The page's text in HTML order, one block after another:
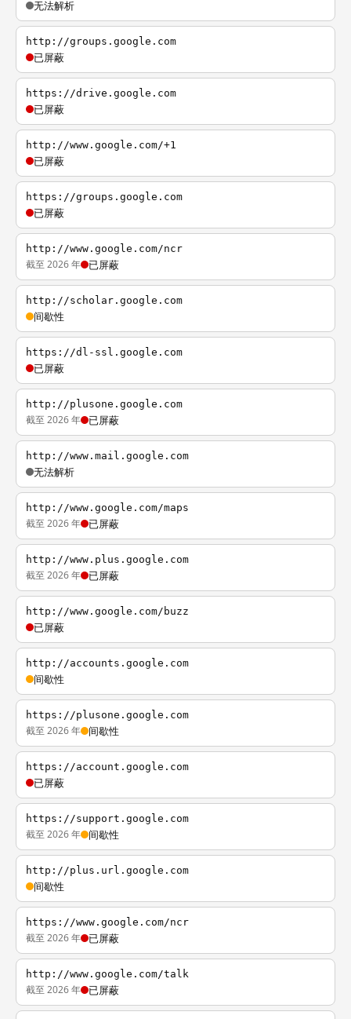
无法解析
http://groups.google.com
已屏蔽
https://drive.google.com
已屏蔽
http://www.google.com/+1
已屏蔽
https://groups.google.com
已屏蔽
http://www.google.com/ncr
截至 2026 年 已屏蔽
http://scholar.google.com
间歇性
https://dl-ssl.google.com
已屏蔽
http://plusone.google.com
截至 2026 年 已屏蔽
http://www.mail.google.com
无法解析
http://www.google.com/maps
截至 2026 年 已屏蔽
http://www.plus.google.com
截至 2026 年 已屏蔽
http://www.google.com/buzz
已屏蔽
http://accounts.google.com
间歇性
https://plusone.google.com
截至 2026 年 间歇性
https://account.google.com
已屏蔽
https://support.google.com
截至 2026 年 间歇性
http://plus.url.google.com
间歇性
https://www.google.com/ncr
截至 2026 年 已屏蔽
http://www.google.com/talk
截至 2026 年 已屏蔽